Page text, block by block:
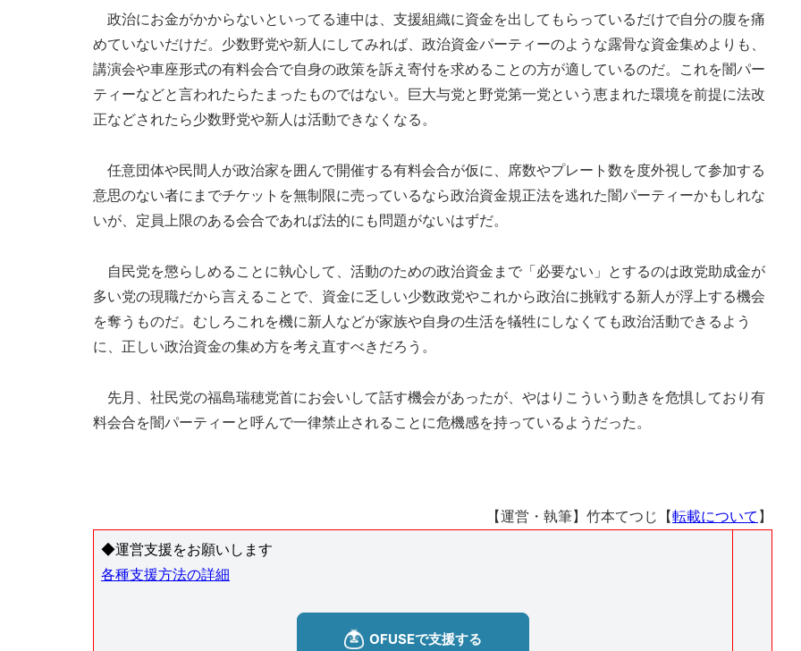
政治にお金がかからないといってる連中は、支援組織に資金を出してもらっているだけで自分の腹を痛
めていないだけだ。少数野党や新人にしてみれば、政治資金パーティーのような露骨な資金集めよりも、
講演会や車座形式の有料会合で自身の政策を訴え寄付を求めることの方が適しているのだ。これを闇パー
ティーなどと言われたらたまったものではない。巨大与党と野党第一党という恵まれた環境を前提に法改
正などされたら少数野党や新人は活動できなくなる。
任意団体や民間人が政治家を囲んで開催する有料会合が仮に、席数やプレート数を度外視して参加する
意思のない者にまでチケットを無制限に売っているなら政治資金規正法を逃れた闇パーティーかもしれな
いが、定員上限のある会合であれば法的にも問題がないはずだ。
自民党を懲らしめることに執心して、活動のための政治資金まで「必要ない」とするのは政党助成金が
多い党の現職だから言えることで、資金に乏しい少数政党やこれから政治に挑戦する新人が浮上する機会
を奪うものだ。むしろこれを機に新人などが家族や自身の生活を犠牲にしなくても政治活動できるよう
に、正しい政治資金の集め方を考え直すべきだろう。
先月、社民党の福島瑞穂党首にお会いして話す機会があったが、やはりこういう動きを危惧しており有
料会合を闇パーティーと呼んで一律禁止されることに危機感を持っているようだった。
【運営・執筆】竹本てつじ【転載について 】
◆運営支援をお願いします
各種支援方法の詳細